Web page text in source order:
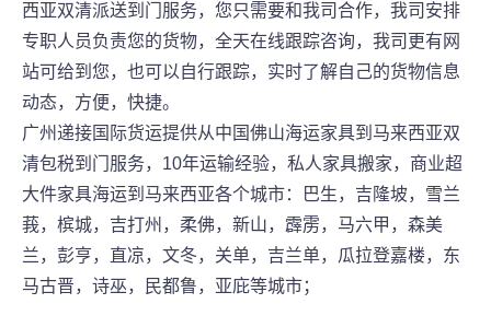
西亚双清派送到门服务，您只需要和我司合作，我司安排
专职人员负责您的货物，全天在线跟踪咨询，我司更有网
站可给到您，也可以自行跟踪，实时了解自己的货物信息
动态，方便，快捷。
广州递接国际货运提供从中国佛山海运家具到马来西亚双
清包税到门服务，10年运输经验，私人家具搬家，商业超
大件家具海运到马来西亚各个城市：巴生，吉隆坡，雪兰
莪，槟城，吉打州，柔佛，新山，霹雳，马六甲，森美
兰，彭亨，直凉，文冬，关单，吉兰单，瓜拉登嘉楼，东
马古晋，诗巫，民都鲁，亚庇等城市；